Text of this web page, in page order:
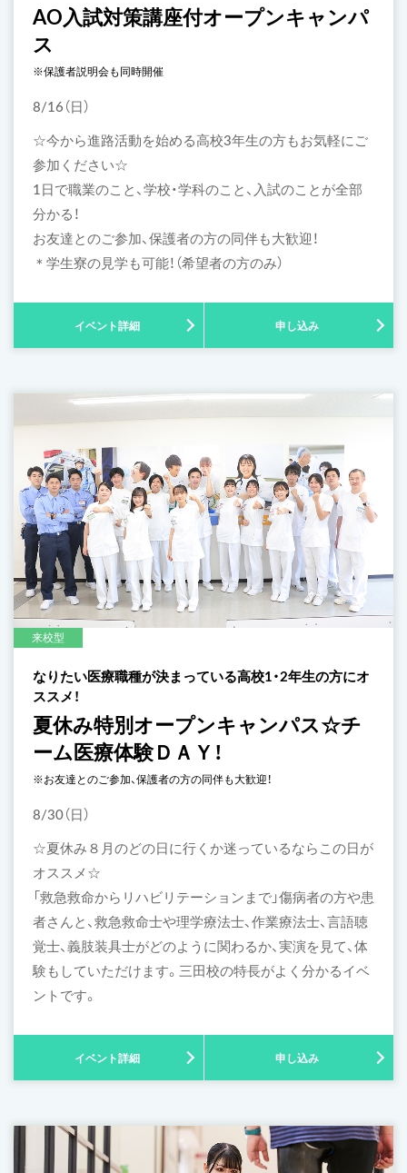
AO入試対策講座付オープンキャンパ
ス
※保護者説明会も同時開催
8/16（日）
☆今から進路活動を始める高校3年生の方もお気軽にご
参加ください☆
1日で職業のこと、学校・学科のこと、入試のことが全部
分かる！
お友達とのご参加、保護者の方の同伴も大歓迎！
＊学生寮の見学も可能！（希望者の方のみ）
イベント詳細 申し込み
来校型
なりたい医療職種が決まっている高校1・2年生の方にオ
ススメ！
夏休み特別オープンキャンパス☆チ
ーム医療体験ＤＡＹ！
※お友達とのご参加、保護者の方の同伴も大歓迎！
8/30（日）
☆夏休み８月のどの日に行くか迷っているならこの日が
オススメ☆
「救急救命からリハビリテーションまで」傷病者の方や患
者さんと、救急救命士や理学療法士、作業療法士、言語聴
覚士、義肢装具士がどのように関わるか、実演を見て、体
験もしていただけます。三田校の特長がよく分かるイベ
ントです。
イベント詳細 申し込み